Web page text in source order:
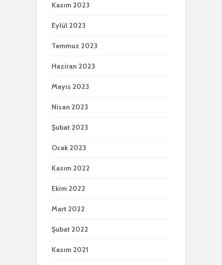
Kasım 2023
Eylül 2023
Temmuz 2023
Haziran 2023
Mayıs 2023
Nisan 2023
Şubat 2023
Ocak 2023
Kasım 2022
Ekim 2022
Mart 2022
Şubat 2022
Kasım 2021